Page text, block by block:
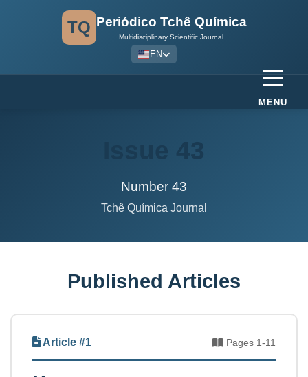
TQ Periódico Tchê Química
Multidisciplinary Scientific Journal
EN
MENU
Issue 43
Number 43
Tchê Química Journal
Published Articles
Article #1 Pages 1-11